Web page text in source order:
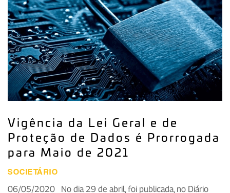
Vigência da Lei Geral e de
Proteção de Dados é Prorrogada
para Maio de 2021
SOCIETÁRIO
06/05/2020 No dia 29 de abril, foi publicada, no Diário